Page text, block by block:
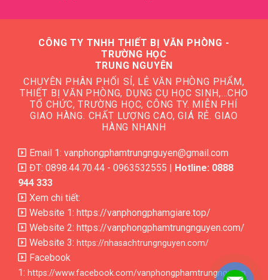
CÔNG TY TNHH THIẾT BỊ VĂN PHÒNG -
TRƯỜNG HỌC
TRUNG NGUYÊN
CHUYÊN PHÂN PHỐI SỈ, LẺ VĂN PHÒNG PHẨM,
THIẾT BỊ VĂN PHÒNG, DỤNG CỤ HỌC SINH,…CHO
TỔ CHỨC, TRƯỜNG HỌC, CÔNG TY. MIỄN PHÍ
GIAO HÀNG. CHẤT LƯỢNG CAO, GIÁ RẺ. GIAO
HÀNG NHANH
Email 1: vanphongphamtrungnguyen@gmail.com
ĐT: 0898.44.70.44 - 0963532555 | Hotline: 0888
944 333
Xem chi tiết:
Website 1: https://vanphongphamgiare.top/
Website 2: https://vanphongphamtrungnguyen.com/
Website 3: https://nhasachtrungnguyen.com/
Facebook
1: https://www.facebook.com/vanphongphamtrungnguyen